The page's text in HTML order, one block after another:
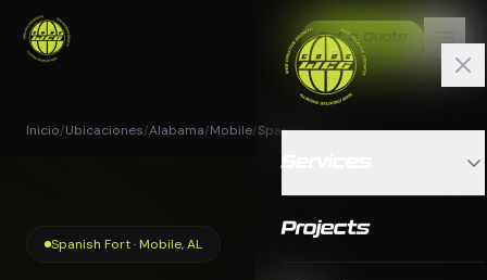
Get a Quote
Projects
Inicio/Ubicaciones/Alabama/Mobile/Spanish Fort
Spanish Fort · Mobile, AL